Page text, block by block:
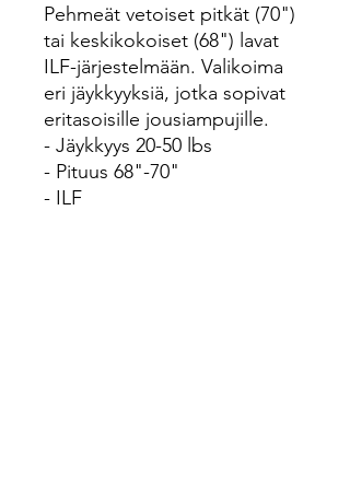
Pehmeät vetoiset pitkät (70")
tai keskikokoiset (68") lavat
ILF-järjestelmään. Valikoima
eri jäykkyyksiä, jotka sopivat
eritasoisille jousiampujille.
- Jäykkyys 20-50 lbs
- Pituus 68"-70"
- ILF